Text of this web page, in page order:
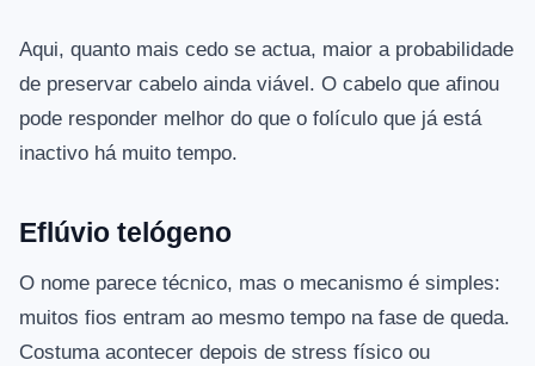
Aqui, quanto mais cedo se actua, maior a probabilidade
de preservar cabelo ainda viável. O cabelo que afinou
pode responder melhor do que o folículo que já está
inactivo há muito tempo.
Eflúvio telógeno
O nome parece técnico, mas o mecanismo é simples:
muitos fios entram ao mesmo tempo na fase de queda.
Costuma acontecer depois de stress físico ou